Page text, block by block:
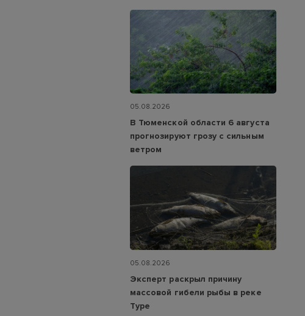
05.08.2026
В Тюменской области 6 августа
прогнозируют грозу с сильным
ветром
05.08.2026
Эксперт раскрыл причину
массовой гибели рыбы в реке
Туре